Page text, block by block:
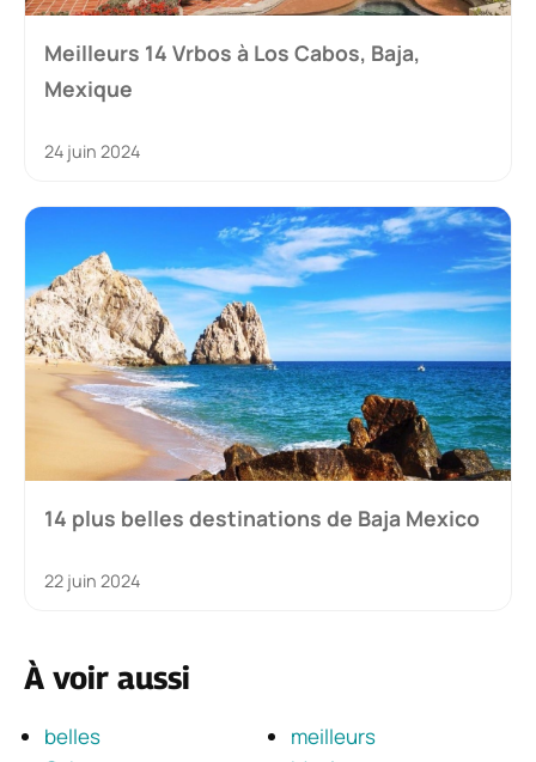
Meilleurs 14 Vrbos à Los Cabos, Baja,
Mexique
24 juin 2024
14 plus belles destinations de Baja Mexico
22 juin 2024
À voir aussi
belles
meilleurs